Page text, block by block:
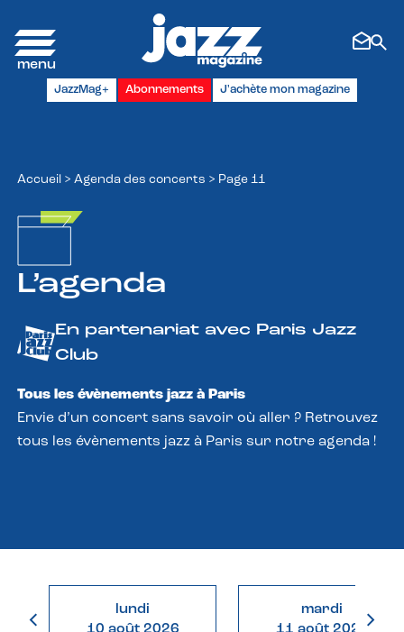
JazzMag+ Abonnements J'achète mon magazine
Accueil > Agenda des concerts > Page 11
L’agenda
En partenariat avec Paris Jazz
Club
Tous les évènements jazz à Paris
Envie d’un concert sans savoir où aller ? Retrouvez
tous les évènements jazz à Paris sur notre agenda !
lundi
10 août 2026
mardi
11 août 2026